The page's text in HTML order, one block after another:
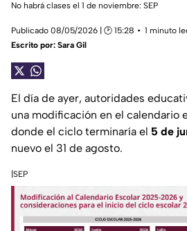
No habrá clases el 1 de noviembre: SEP
Publicado 08/05/2026 | 🕑 15:28
1 minuto
Escrito por: Sara Gil
El día de ayer, autoridades
una modificación en el calendario
donde el ciclo terminaría el 5 de
nuevo el 31 de agosto.
|SEP